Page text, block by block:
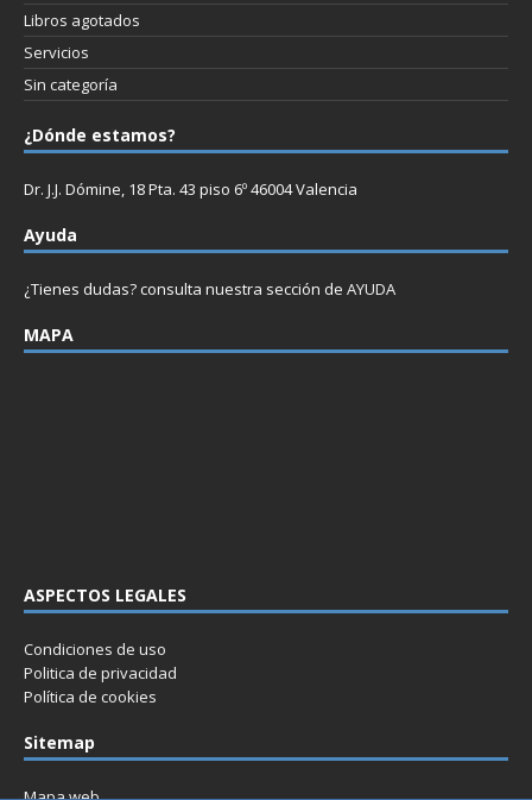
Libros agotados
Servicios
Sin categoría
¿Dónde estamos?
Dr. J.J. Dómine, 18 Pta. 43 piso 6º 46004 Valencia
Ayuda
¿Tienes dudas? consulta nuestra sección de AYUDA
MAPA
ASPECTOS LEGALES
Condiciones de uso
Politica de privacidad
Política de cookies
Sitemap